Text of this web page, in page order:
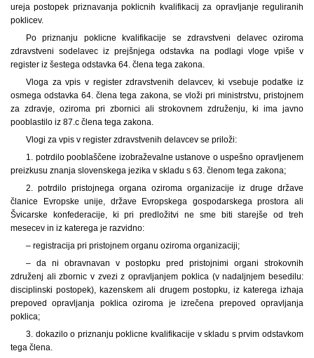
ureja postopek priznavanja poklicnih kvalifikacij za opravljanje reguliranih
poklicev.
Po priznanju poklicne kvalifikacije se zdravstveni delavec oziroma
zdravstveni sodelavec iz prejšnjega odstavka na podlagi vloge vpiše v
register iz šestega odstavka 64. člena tega zakona.
Vloga za vpis v register zdravstvenih delavcev, ki vsebuje podatke iz
osmega odstavka 64. člena tega zakona, se vloži pri ministrstvu, pristojnem
za zdravje, oziroma pri zbornici ali strokovnem združenju, ki ima javno
pooblastilo iz 87.c člena tega zakona.
Vlogi za vpis v register zdravstvenih delavcev se priloži:
1. potrdilo pooblaščene izobraževalne ustanove o uspešno opravljenem
preizkusu znanja slovenskega jezika v skladu s 63. členom tega zakona;
2. potrdilo pristojnega organa oziroma organizacije iz druge države
članice Evropske unije, države Evropskega gospodarskega prostora ali
Švicarske konfederacije, ki pri predložitvi ne sme biti starejše od treh
mesecev in iz katerega je razvidno:
– registracija pri pristojnem organu oziroma organizaciji;
– da ni obravnavan v postopku pred pristojnimi organi strokovnih
združenj ali zbornic v zvezi z opravljanjem poklica (v nadaljnjem besedilu:
disciplinski postopek), kazenskem ali drugem postopku, iz katerega izhaja
prepoved opravljanja poklica oziroma je izrečena prepoved opravljanja
poklica;
3. dokazilo o priznanju poklicne kvalifikacije v skladu s prvim odstavkom
tega člena.